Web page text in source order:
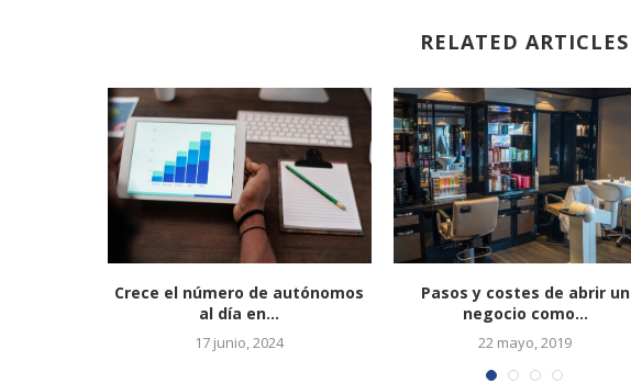
RELATED ARTICLES
Crece el número de autónomos
al día en...
17 junio, 2024
Pasos y costes de abrir un
negocio como...
22 mayo, 2019